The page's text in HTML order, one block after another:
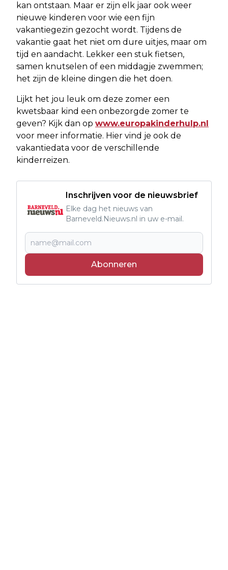
kan ontstaan. Maar er zijn elk jaar ook weer
nieuwe kinderen voor wie een fijn
vakantiegezin gezocht wordt. Tijdens de
vakantie gaat het niet om dure uitjes, maar om
tijd en aandacht. Lekker een stuk fietsen,
samen knutselen of een middagje zwemmen;
het zijn de kleine dingen die het doen.
Lijkt het jou leuk om deze zomer een
kwetsbaar kind een onbezorgde zomer te
geven? Kijk dan op www.europakinderhulp.nl
voor meer informatie. Hier vind je ook de
vakantiedata voor de verschillende
kinderreizen.
Inschrijven voor de nieuwsbrief
Elke dag het nieuws van
Barneveld.Nieuws.nl in uw e-mail.
Abonneren